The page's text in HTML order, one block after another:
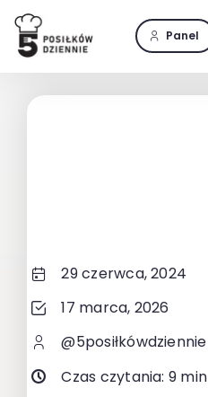
Przejdź
zawartości
Panel
29 czerwca, 2024
17 marca, 2026
@5posiłkówdziennie
Czas czytania: 9 min